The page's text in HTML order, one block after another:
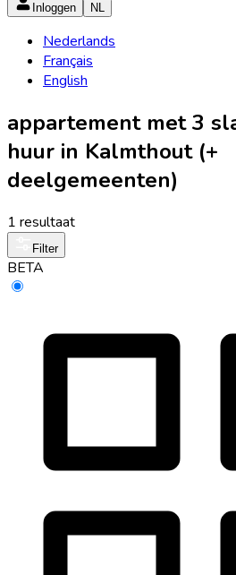
Inloggen NL
Nederlands
Français
English
appartement met 3
huur in Kalmthout (+
deelgemeenten)
1 resultaat
Filter
BETA